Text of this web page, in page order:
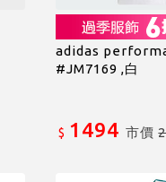
adidas
#JM7169 ,白
$ 1494 市價